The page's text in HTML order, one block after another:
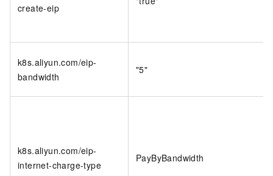
create-eip
k8s.aliyun.com/eip-
bandwidth
"5"
k8s.aliyun.com/eip-
internet-charge-type
PayByBandwidth